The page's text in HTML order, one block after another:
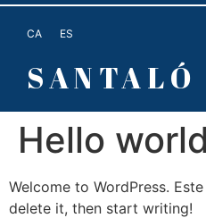
CA ES
SANTALÓ
Hello
Welcome to WordPress.
delete it, then start writing!